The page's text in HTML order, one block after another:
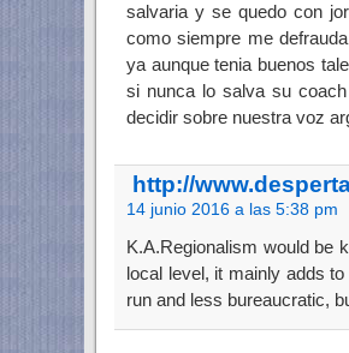
salvaria y se quedo con
como siempre me
ya aunque tenia buenos
si nunca lo salva su
decidir sobre nuestra voz
http://
14 junio 2016 a las 5:38 pm
K.A.Regionalism would be
local level, it mainly adds
run and less bureaucratic,